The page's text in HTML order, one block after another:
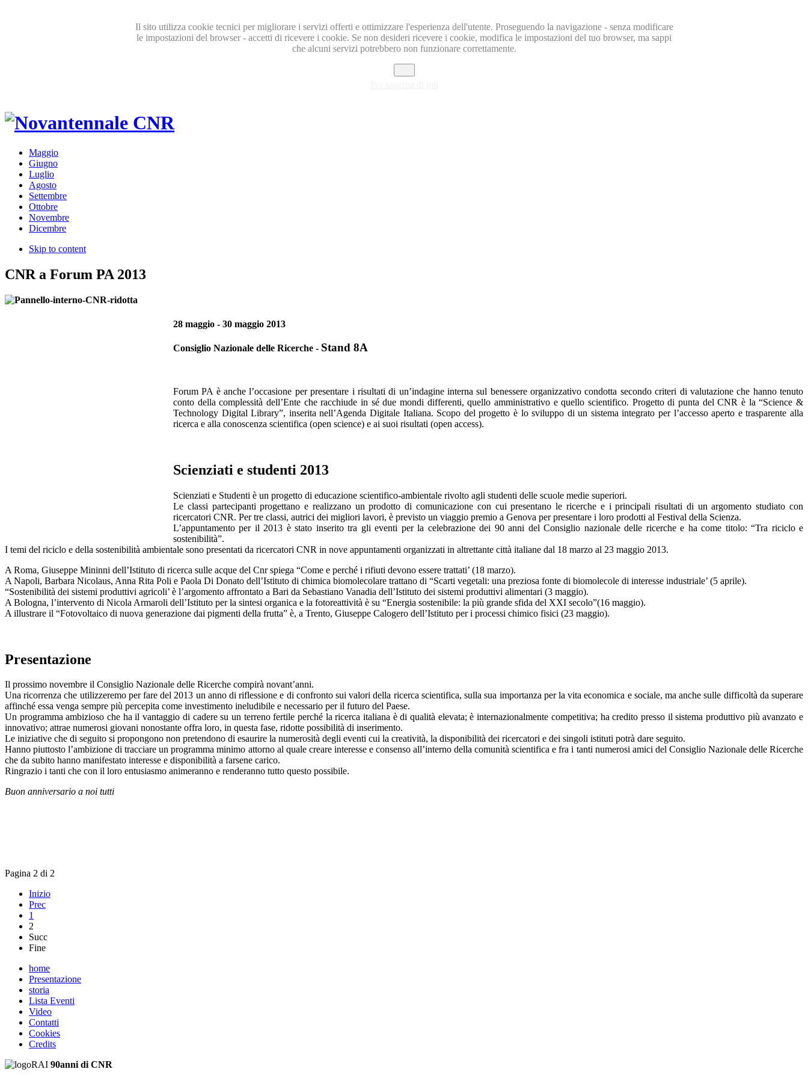
Il sito utilizza cookie tecnici per migliorare i servizi offerti e ottimizzare l'esperienza dell'utente. Proseguendo la navigazione - senza modificare
le impostazioni del browser - accetti di ricevere i cookie. Se non desideri ricevere i cookie, modifica le impostazioni del tuo browser, ma sappi
che alcuni servizi potrebbero non funzionare correttamente.
Maggio
Giugno
Luglio
Agosto
Settembre
Ottobre
Novembre
Dicembre
Skip to content
CNR a Forum PA 2013
28 maggio - 30 maggio 2013
Consiglio Nazionale delle Ricerche - Stand 8A
Forum PA è anche l’occasione per presentare i risultati di un’indagine interna sul benessere organizzativo condotta secondo criteri di valutazione che hanno tenuto
conto della complessità dell’Ente che racchiude in sé due mondi differenti, quello amministrativo e quello scientifico. Progetto di punta del CNR è la “Science &
Technology Digital Library”, inserita nell’Agenda Digitale Italiana. Scopo del progetto è lo sviluppo di un sistema integrato per l’accesso aperto e trasparente alla
ricerca e alla conoscenza scientifica (open science) e ai suoi risultati (open access).
Scienziati e studenti 2013
Scienziati e Studenti è un progetto di educazione scientifico-ambientale rivolto agli studenti delle scuole medie superiori.
Le classi partecipanti progettano e realizzano un prodotto di comunicazione con cui presentano le ricerche e i principali risultati di un argomento studiato con
ricercatori CNR. Per tre classi, autrici dei migliori lavori, è previsto un viaggio premio a Genova per presentare i loro prodotti al Festival della Scienza.
L’appuntamento per il 2013 è stato inserito tra gli eventi per la celebrazione dei 90 anni del Consiglio nazionale delle ricerche e ha come titolo: “Tra riciclo e
sostenibilità”.
I temi del riciclo e della sostenibilità ambientale sono presentati da ricercatori CNR in nove appuntamenti organizzati in altrettante città italiane dal 18 marzo al 23 maggio 2013.
A Roma, Giuseppe Mininni dell’Istituto di ricerca sulle acque del Cnr spiega “Come e perché i rifiuti devono essere trattati’ (18 marzo).
A Napoli, Barbara Nicolaus, Anna Rita Poli e Paola Di Donato dell’Istituto di chimica biomolecolare trattano di “Scarti vegetali: una preziosa fonte di biomolecole di interesse industriale’ (5 aprile).
“Sostenibilità dei sistemi produttivi agricoli’ è l’argomento affrontato a Bari da Sebastiano Vanadia dell’Istituto dei sistemi produttivi alimentari (3 maggio).
A Bologna, l’intervento di Nicola Armaroli dell’Istituto per la sintesi organica e la fotoreattività è su “Energia sostenibile: la più grande sfida del XXI secolo”(16 maggio).
A illustrare il “Fotovoltaico di nuova generazione dai pigmenti della frutta” è, a Trento, Giuseppe Calogero dell’Istituto per i processi chimico fisici (23 maggio).
Presentazione
Il prossimo novembre il Consiglio Nazionale delle Ricerche compirà novant’anni.
Una ricorrenza che utilizzeremo per fare del 2013 un anno di riflessione e di confronto sui valori della ricerca scientifica, sulla sua importanza per la vita economica e sociale, ma anche sulle difficoltà da superare
affinché essa venga sempre più percepita come investimento ineludibile e necessario per il futuro del Paese.
Un programma ambizioso che ha il vantaggio di cadere su un terreno fertile perché la ricerca italiana è di qualità elevata; è internazionalmente competitiva; ha credito presso il sistema produttivo più avanzato e
innovativo; attrae numerosi giovani nonostante offra loro, in questa fase, ridotte possibilità di inserimento.
Le iniziative che di seguito si propongono non pretendono di esaurire la numerosità degli eventi cui la creatività, la disponibilità dei ricercatori e dei singoli istituti potrà dare seguito.
Hanno piuttosto l’ambizione di tracciare un programma minimo attorno al quale creare interesse e consenso all’interno della comunità scientifica e fra i tanti numerosi amici del Consiglio Nazionale delle Ricerche
che da subito hanno manifestato interesse e disponibilità a farsene carico.
Ringrazio i tanti che con il loro entusiasmo animeranno e renderanno tutto questo possibile.
Buon anniversario a noi tutti
Pagina 2 di 2
Inizio
Prec
1
2
Succ
Fine
home
Presentazione
storia
Lista Eventi
Video
Contatti
Cookies
Credits
90anni di CNR